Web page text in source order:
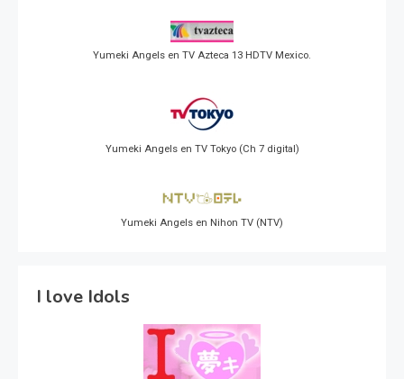
Yumeki Angels en TV Azteca 13 HDTV Mexico.
Yumeki Angels en TV Tokyo (Ch 7 digital)
Yumeki Angels en Nihon TV (NTV)
I love Idols